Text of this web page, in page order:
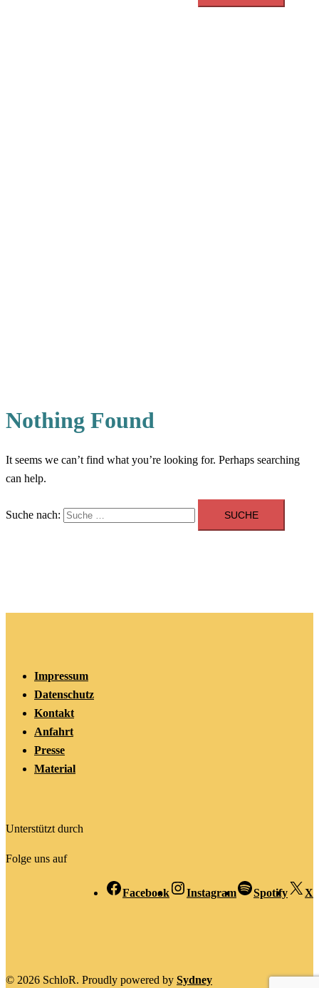
Nothing Found
It seems we can’t find what you’re looking for. Perhaps searching
can help.
Suche nach:
Impressum
Datenschutz
Kontakt
Anfahrt
Presse
Material
Unterstützt durch
Folge uns auf
Facebook Instagram Spotify X
© 2026 SchloR. Proudly powered by Sydney